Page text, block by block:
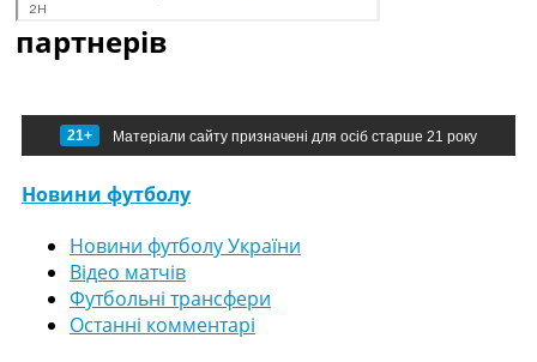
партнерів
21+ Матеріали сайту призначені для осіб старше 21 року
Новини футболу
Новини футболу України
Відео матчів
Футбольні трансфери
Останні комментарі